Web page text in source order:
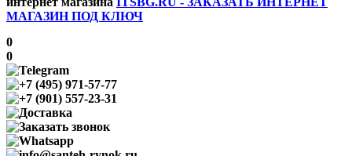
МАГАЗИН ПОД КЛЮЧ
0
0